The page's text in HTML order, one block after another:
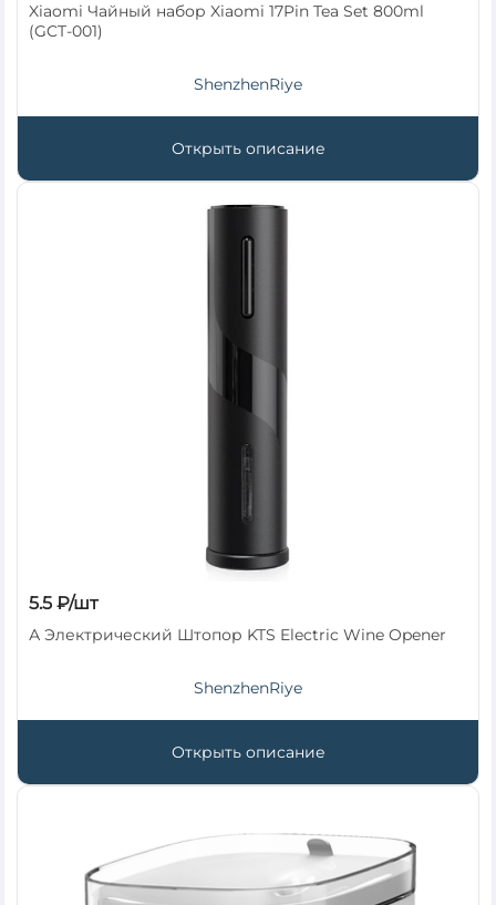
Xiaomi Чайный набор Xiaomi 17Pin Tea Set 800ml
(GCT-001)
ShenzhenRiye
Открыть описание
5.5 ₽/шт
А Электрический Штопор KTS Electric Wine Opener
ShenzhenRiye
Открыть описание